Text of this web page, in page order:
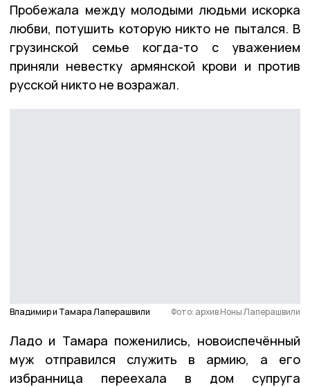
Пробежала между молодыми людьми искорка
любви, потушить которую никто не пытался. В
грузинской семье когда-то с уважением
приняли невестку армянской крови и против
русской никто не возражал.
Владимир и Тамара Лаперашвили Фото: архив Ноны Лаперашвили
Ладо и Тамара поженились, новоиспечённый
муж отправился служить в армию, а его
избранница переехала в дом супруга